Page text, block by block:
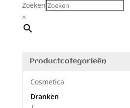
Zoeken
×
Productcategorieën
Cosmetica
Dranken